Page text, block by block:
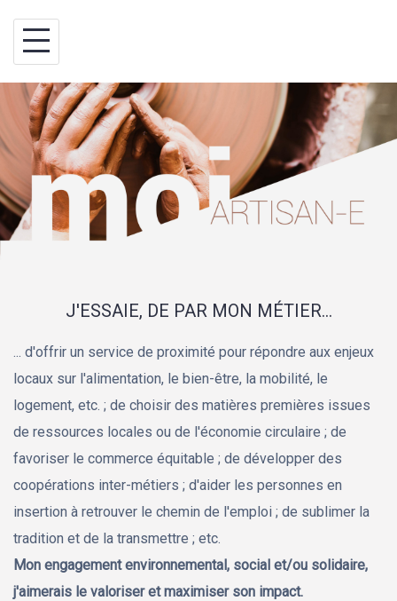
content
J'ESSAIE, DE PAR MON MÉTIER...
... d'offrir un service de proximité pour répondre aux enjeux
locaux sur l'alimentation, le bien-être, la mobilité, le
logement, etc. ; de choisir des matières premières issues
de ressources locales ou de l'économie circulaire ; de
favoriser le commerce équitable ; de développer des
coopérations inter-métiers ; d'aider les personnes en
insertion à retrouver le chemin de l'emploi ; de sublimer la
tradition et de la transmettre ; etc.
Mon engagement environnemental, social et/ou solidaire,
j'aimerais le valoriser et maximiser son impact.